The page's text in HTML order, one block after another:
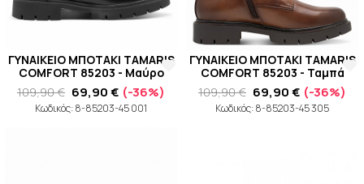
ΓΥΝΑΙΚΕΙΟ ΜΠΟΤΑΚΙ TAMARIS
COMFORT 85203 - Μαύρο
109,90 € 69,90 € (-36%)
Κωδικός: 8-85203-45 001
ΓΥΝΑΙΚΕΙΟ ΜΠΟΤΑΚΙ TAMARIS
COMFORT 85203 - Ταμπά
109,90 € 69,90 € (-36%)
Κωδικός: 8-85203-45 305